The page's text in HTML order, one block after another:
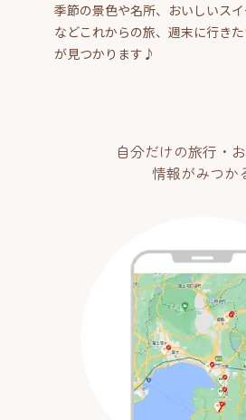
季節の景色や名所、おいしいス
などこれからの旅、週末に行き
が見つかります♪
自分だけの旅行・
情報がみつか